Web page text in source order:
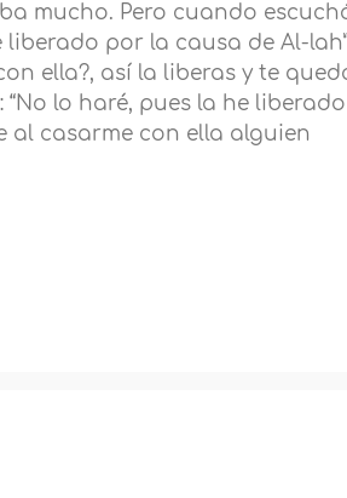
mucho. Pero cuando
liberado por la causa de Al-
ella?, así la liberas y te
lo haré, pues la he liberado
al casarme con ella alguien